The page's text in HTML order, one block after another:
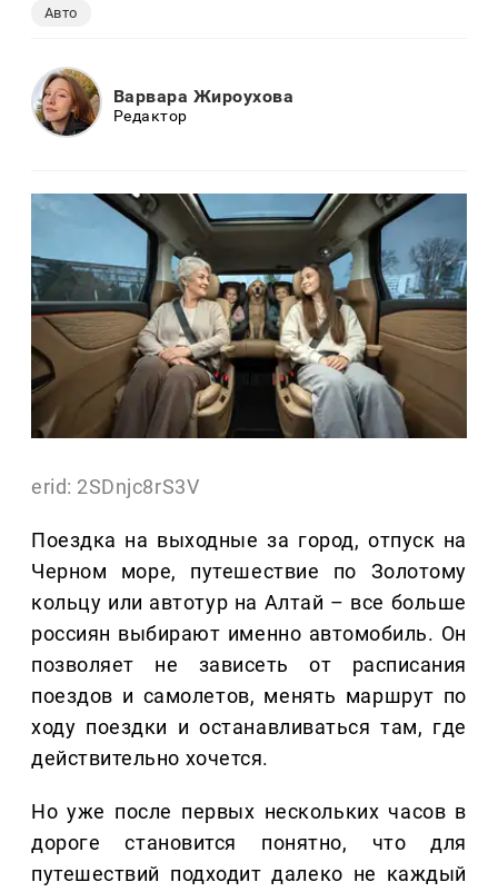
Авто
Варвара Жироухова
Редактор
erid: 2SDnjc8rS3V
Поездка на выходные за город, отпуск на
Черном море, путешествие по Золотому
кольцу или автотур на Алтай – все больше
россиян выбирают именно автомобиль. Он
позволяет не зависеть от расписания
поездов и самолетов, менять маршрут по
ходу поездки и останавливаться там, где
действительно хочется.
Но уже после первых нескольких часов в
дороге становится понятно, что для
путешествий подходит далеко не каждый